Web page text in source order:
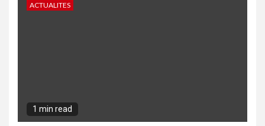
ACTUALITES
1 min read